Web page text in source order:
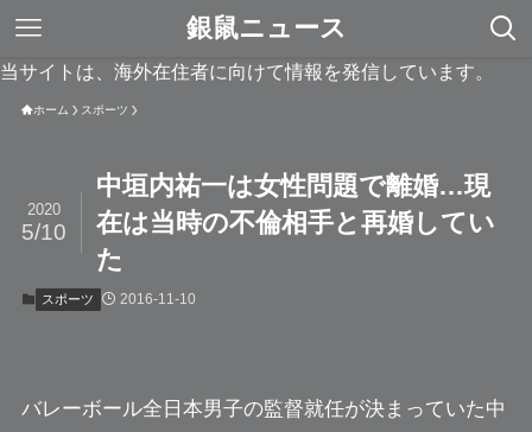
銀鼠ニュース
当サイトは、海外在住者に向けて情報を発信しています。
ホーム スポーツ
中垣内祐一は女性問題で離婚…現
在は当時の不倫相手と再婚してい
た
2020
5/10
スポーツ 2016-11-10
バレーボール全日本男子の監督就任が決まっていた中